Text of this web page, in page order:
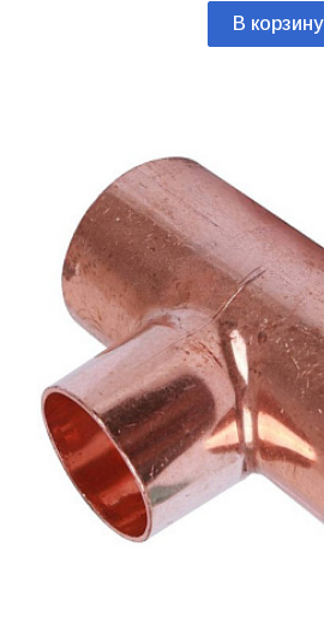
В корзину